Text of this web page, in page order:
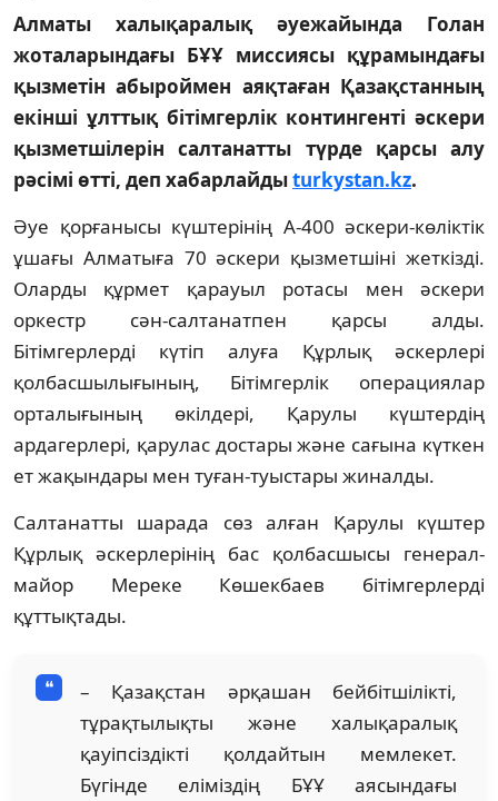
Алматы халықаралық әуежайында Голан
жоталарындағы БҰҰ миссиясы құрамындағы
қызметін абыроймен аяқтаған Қазақстанның
екінші ұлттық бітімгерлік контингенті әскери
қызметшілерін салтанатты түрде қарсы алу
рәсімі өтті, деп хабарлайдыturkystan.kz.
Әуе қорғанысы күштерінің А-400 әскери-көліктік
ұшағы Алматыға 70 әскери қызметшіні жеткізді.
Оларды құрмет қарауыл ротасы мен әскери
оркестр сән-салтанатпен қарсы алды.
Бітімгерлерді күтіп алуға Құрлық әскерлері
қолбасшылығының, Бітімгерлік операциялар
орталығының өкілдері, Қарулы күштердің
ардагерлері, қарулас достары және сағына күткен
ет жақындары мен туған-туыстары жиналды.
Салтанатты шарада сөз алған Қарулы күштер
Құрлық әскерлерінің бас қолбасшысы генерал-
майор Мереке Көшекбаев бітімгерлерді
құттықтады.
– Қазақстан әрқашан бейбітшілікті,
тұрақтылықты және халықаралық
қауіпсіздікті қолдайтын мемлекет.
Бүгінде еліміздің БҰҰ аясындағы